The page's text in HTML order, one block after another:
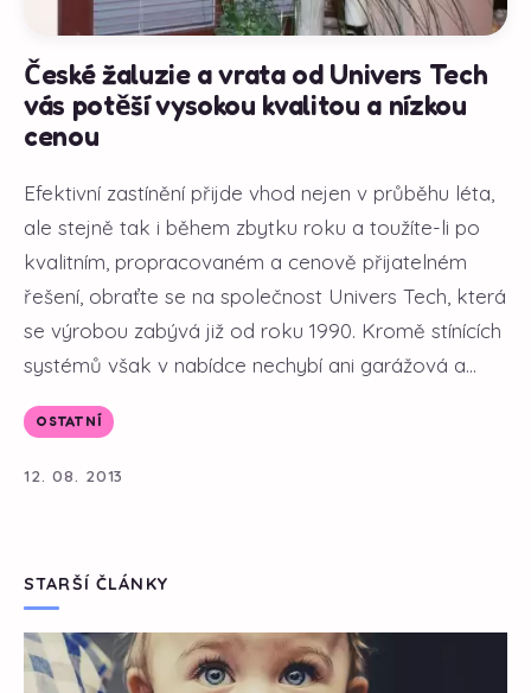
České žaluzie a vrata od Univers Tech
vás potěší vysokou kvalitou a nízkou
cenou
Efektivní zastínění přijde vhod nejen v průběhu léta,
ale stejně tak i během zbytku roku a toužíte-li po
kvalitním, propracovaném a cenově přijatelném
řešení, obraťte se na společnost Univers Tech, která
se výrobou zabývá již od roku 1990. Kromě stínících
systémů však v nabídce nechybí ani garážová a...
OSTATNÍ
12. 08. 2013
STARŠÍ ČLÁNKY